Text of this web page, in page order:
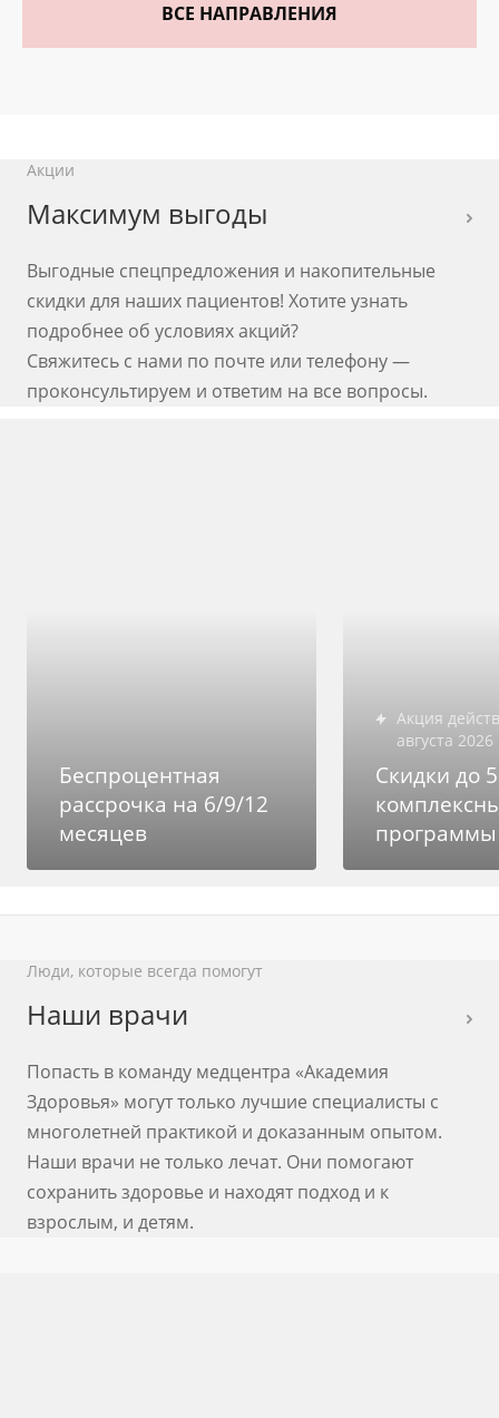
ВСЕ НАПРАВЛЕНИЯ
Акции
Максимум выгоды
Выгодные спецпредложения и накопительные
скидки для наших пациентов! Хотите узнать
подробнее об условиях акций?
Свяжитесь с нами по почте или телефону —
проконсультируем и ответим на все вопросы.
Беспроцентная
рассрочка на 6/9/12
месяцев
Акция действует до 1
августа 2026
Скидки до
Люди, которые всегда помогут
Наши врачи
Попасть в команду медцентра «Академия
Здоровья» могут только лучшие специалисты с
многолетней практикой и доказанным опытом.
Наши врачи не только лечат. Они помогают
сохранить здоровье и находят подход и к
взрослым, и детям.